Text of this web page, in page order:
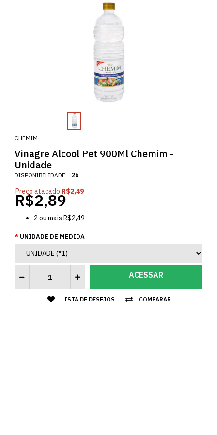
CHEMIM
Vinagre Alcool Pet 900Ml Chemim -
Unidade
DISPONIBILIDADE: 26
Preço atacado R$2,49
R$2,89
2 ou mais R$2,49
UNIDADE DE MEDIDA
ACESSAR
LISTA DE DESEJOS COMPARAR